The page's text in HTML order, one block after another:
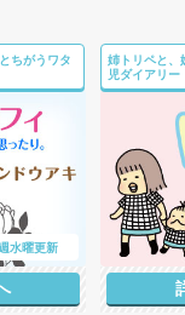
ちがうワタ
水曜更新
姉トリペと、
児ダイアリー